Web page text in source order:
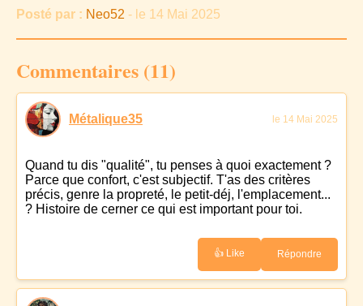
Posté par : Neo52 - le 14 Mai 2025
Commentaires (11)
Métalique35 le 14 Mai 2025
Quand tu dis "qualité", tu penses à quoi exactement ?
Parce que confort, c'est subjectif. T'as des critères
précis, genre la propreté, le petit-déj, l'emplacement...
? Histoire de cerner ce qui est important pour toi.
👍 Like Répondre